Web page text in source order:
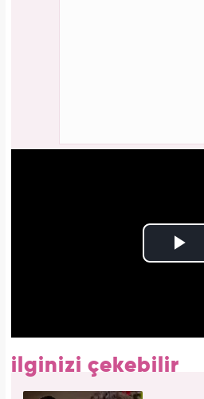
ilginizi çekebilir